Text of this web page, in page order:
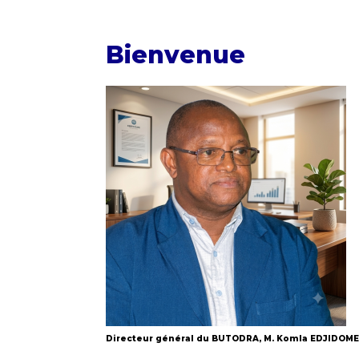
Bienvenue
Directeur général du BUTODRA, M. Komla